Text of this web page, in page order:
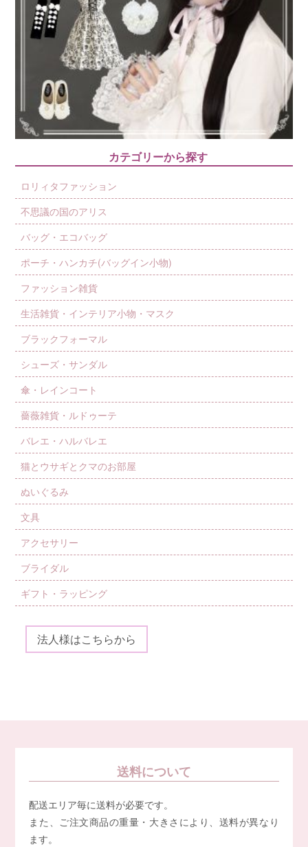
カテゴリーから探す
ロリィタファッション
不思議の国のアリス
バッグ・エコバッグ
ポーチ・ハンカチ(バッグイン小物)
ファッション雑貨
生活雑貨・インテリア小物・マスク
ブラックフォーマル
シューズ・サンダル
傘・レインコート
薔薇雑貨・ルドゥーテ
バレエ・ハルバレエ
猫とウサギとクマのお部屋
ぬいぐるみ
文具
アクセサリー
ブライダル
ギフト・ラッピング
法人様はこちらから
送料について
配送エリア毎に送料が必要です。
また、ご注文商品の重量・大きさにより、送料が異なり
ます。